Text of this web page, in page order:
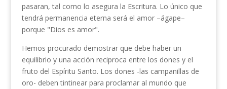
pasaran, tal como lo asegura la Escritura. Lo único que
tendrá permanencia eterna será el amor –ágape–
porque "Dios es amor".
Hemos procurado demostrar que debe haber un
equilibrio y una acción reciproca entre los dones y el
fruto del Espíritu Santo. Los dones -las campa­nillas de
oro- deben tintinear para proclamar al mun­do que